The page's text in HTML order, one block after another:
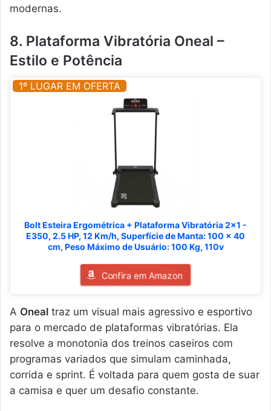
modernas.
8. Plataforma Vibratória Oneal –
Estilo e Potência
1º LUGAR EM OFERTA
Bolt Esteira Ergométrica + Plataforma Vibratória 2x1 -
E350, 2.5 HP, 12 Km/h, Superfície de Manta: 100 x 40
cm, Peso Máximo de Usuário: 100 Kg, 110v
Confira em Amazon
A Oneal traz um visual mais agressivo e esportivo
para o mercado de plataformas vibratórias. Ela
resolve a monotonia dos treinos caseiros com
programas variados que simulam caminhada,
corrida e sprint. É voltada para quem gosta de suar
a camisa e quer um desafio constante.